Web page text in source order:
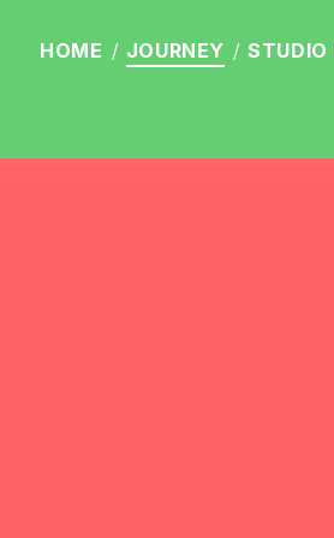
HOME JOURNEY STUDIO